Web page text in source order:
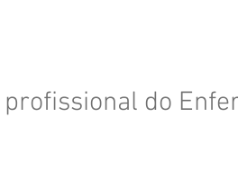
profissional do